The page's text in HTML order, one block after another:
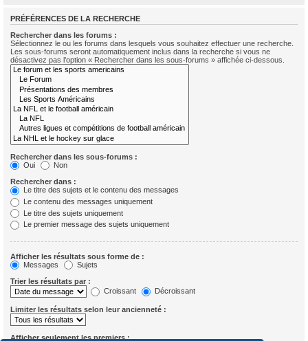
PRÉFÉRENCES DE LA RECHERCHE
Rechercher dans les forums :
Sélectionnez le ou les forums dans lesquels vous souhaitez effectuer une recherche.
Les sous-forums seront automatiquement inclus dans la recherche si vous ne
désactivez pas l’option « Rechercher dans les sous-forums » affichée ci-dessous.
Rechercher dans les sous-forums :
Oui
Non
Rechercher dans :
Le titre des sujets et le contenu des messages
Le contenu des messages uniquement
Le titre des sujets uniquement
Le premier message des sujets uniquement
Afficher les résultats sous forme de :
Messages
Sujets
Trier les résultats par :
Croissant
Décroissant
Limiter les résultats selon leur ancienneté :
Afficher seulement les premiers :